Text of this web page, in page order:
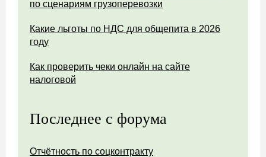
по сценариям грузоперевозки
Какие льготы по НДС для общепита в 2026
году
Как проверить чеки онлайн на сайте
налоговой
Последнее с форума
Отчётность по соцконтракту